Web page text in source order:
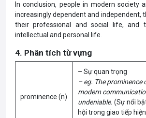
In conclusion, people in modern society
increasingly dependent and independent,
their professional and social life, and
intellectual and personal life.
4. Phân tích từ vựng
prominence (n)
– Sự quan trọng
– eg. The prominence
modern
undeniable. (Sự nổi
hội trong giao tiếp